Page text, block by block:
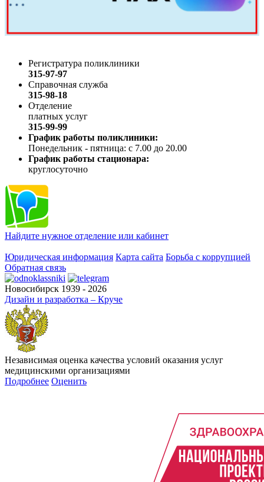
Регистратура поликлиники
315-97-97
Справочная служба
315-98-18
Отделение
платных услуг
315-99-99
График работы поликлиники:
Понедельник - пятница: с 7.00 до 20.00
График работы стационара:
круглосуточно
Найдите нужное отделение или кабинет
Юридическая информация Карта сайта Борьба с коррупцией
Обратная связь
Новосибирск 1939 - 2026
Дизайн и разработка – Круче
Независимая оценка качества условий оказания услуг
медицинскими организациями
Подробнее Оценить